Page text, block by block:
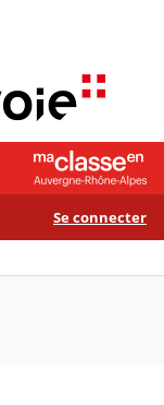
Se connecter